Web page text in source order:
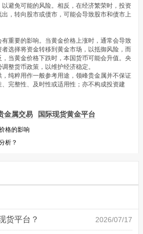
避免可能的风险。相反，在经济繁荣时，投资
，转向股市或债市，可能会导致股市和债市上
重要的影响。当黄金价格上涨时，通常会导致
选择将资金转移到黄金市场，以抵御风险，而
当黄金价格下跌时，本国货币可能会升值。央
整货币政策，以维护经济稳定。
纯粹用作一般参考用途，领峰贵金属并不保证
完整性、及时性或适用性；亦不构成投资建
金属交易 国际现货黄金平台
格的影响
析？
货平台？ 2026/07/17